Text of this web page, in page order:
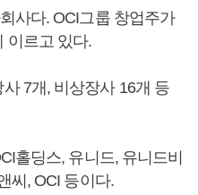
사다. OCI그룹 창업주가
이르고 있다.
7개, 비상장사 16개 등
홀딩스, 유니드, 유니드비
씨, OCI 등이다.